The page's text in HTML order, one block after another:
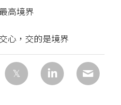
高境界
心，交的是境界